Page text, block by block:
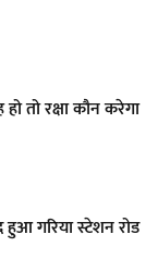
तो रक्षा कौन करेगा
गरिया स्टेशन रोड